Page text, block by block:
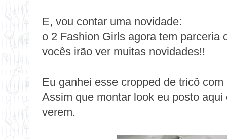
E, vou contar uma novidade:
o 2 Fashion Girls agora tem parceria
vocês irão ver muitas novidades!!
Eu ganhei esse cropped de tricô
Assim que montar look eu posto
verem.